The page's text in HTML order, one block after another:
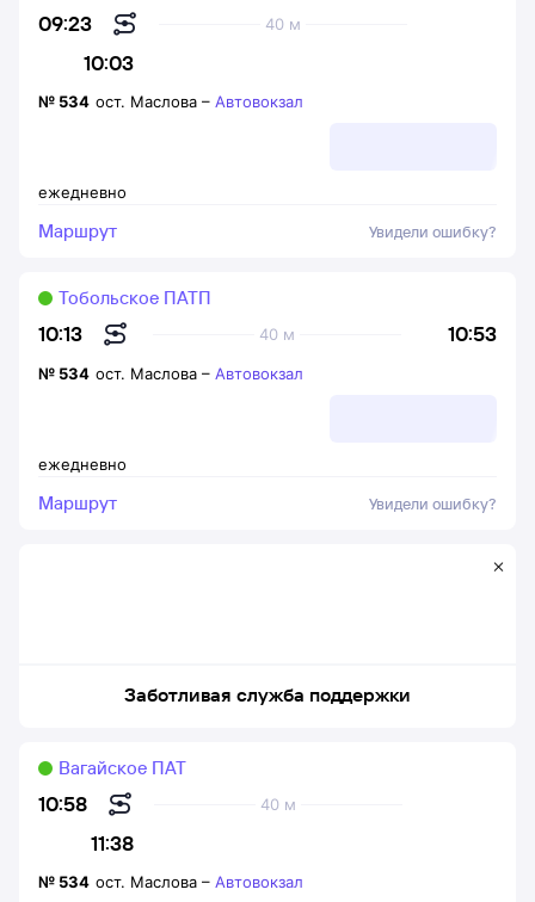
09:23
10:03
40 м
ежедневно
№ 534 ост. Маслова – Автовокзал
Маршрут Увидели ошибку?
10:13 10:53
40 м
Тобольское ПАТП
ежедневно
№ 534 ост. Маслова – Автовокзал
Маршрут Увидели ошибку?
Заботливая служба поддержки
10:58
11:38
40 м
Вагайское ПАТ
№ 534 ост. Маслова – Автовокзал